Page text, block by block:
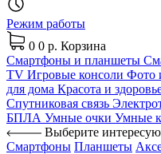
Режим работы
0 0 р. Корзина
Смартфоны и планшеты
TV Игровые консоли Фото
для дома Красота и
Спутниковая связь
БПЛА Умные очки Умные
Выберите
Смартфоны Планшеты